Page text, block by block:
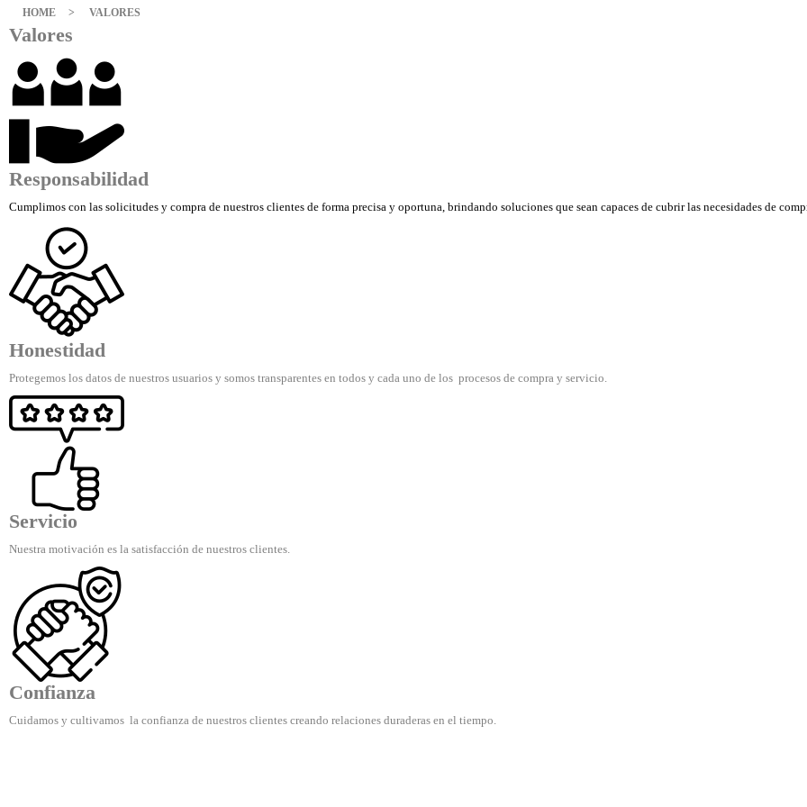
HOME VALORES
Valores
Responsabilidad
Cumplimos con las solicitudes y compra de nuestros clientes de forma precisa y oportuna, brindando soluciones que sean capaces de cubrir las necesidades de
Honestidad
Protegemos los datos de nuestros usuarios y somos transparentes en todos y cada uno de los procesos de compra y servicio.
Servicio
Nuestra motivación es la satisfacción de nuestros clientes.
Confianza
Cuidamos y cultivamos la confianza de nuestros clientes creando relaciones duraderas en el tiempo.